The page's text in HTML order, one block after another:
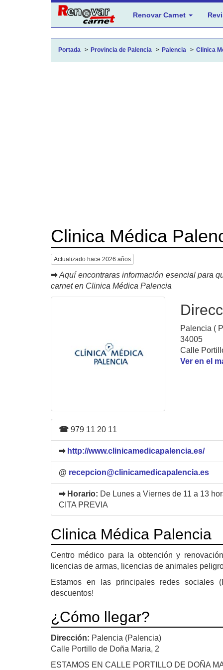
Renovar Carnet
Portada Provincia de Palencia Palencia Clinica
Clinica Médica
Actualizado hace 2026 años
➡ Aquí encontraras información esencial para
carnet en Clinica Médica Palencia
Palencia (
34005
Calle
Ver en el
☎ 979 11 20 11
➡ http://www.clinicamedicapalencia.es/
@ recepcion@clinicamedicapalencia.es
➡ Horario: De Lunes a Viernes de 11 a 13
CITA PREVIA
Clinica Médica Palencia
Centro médico para la obtención y
licencias de armas, licencias de animales
Estamos en las principales redes sociales
descuentos!
¿Cómo llegar?
Dirección: Palencia (Palencia)
Calle Portillo de Doña Maria, 2
ESTAMOS EN CALLE PORTILLO DE DOÑA